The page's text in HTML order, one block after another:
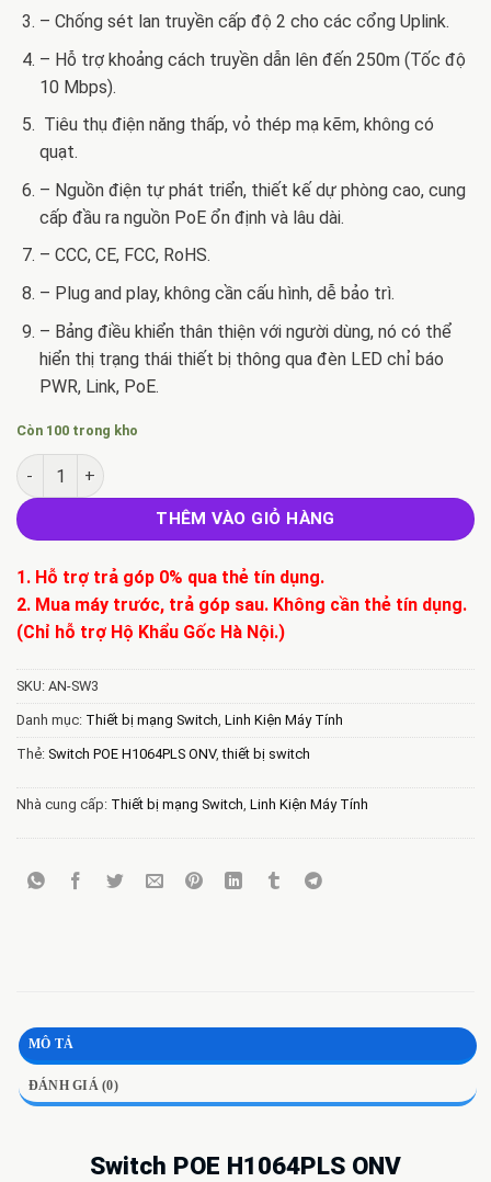
– Chống sét lan truyền cấp độ 2 cho các cổng Uplink.
– Hỗ trợ khoảng cách truyền dẫn lên đến 250m (Tốc độ
10 Mbps).
Tiêu thụ điện năng thấp, vỏ thép mạ kẽm, không có
quạt.
– Nguồn điện tự phát triển, thiết kế dự phòng cao, cung
cấp đầu ra nguồn PoE ổn định và lâu dài.
– CCC, CE, FCC, RoHS.
– Plug and play, không cần cấu hình, dễ bảo trì.
– Bảng điều khiển thân thiện với người dùng, nó có thể
hiển thị trạng thái thiết bị thông qua đèn LED chỉ báo
PWR, Link, PoE.
Còn 100 trong kho
Switch POE H1064PLS ONV số lượng
THÊM VÀO GIỎ HÀNG
1. Hỗ trợ trả góp 0% qua thẻ tín dụng.
2. Mua máy trước, trả góp sau. Không cần thẻ tín dụng.
(Chỉ hỗ trợ Hộ Khẩu Gốc Hà Nội.)
SKU: AN-SW3
Danh mục: Thiết bị mạng Switch Linh Kiện Máy Tính
Thẻ: Switch POE H1064PLS ONV,thiết bị switch
Nhà cung cấp: Thiết bị mạng Switch Linh Kiện Máy Tính
MÔ TẢ
ĐÁNH GIÁ (0)
Switch POE H1064PLS ONV